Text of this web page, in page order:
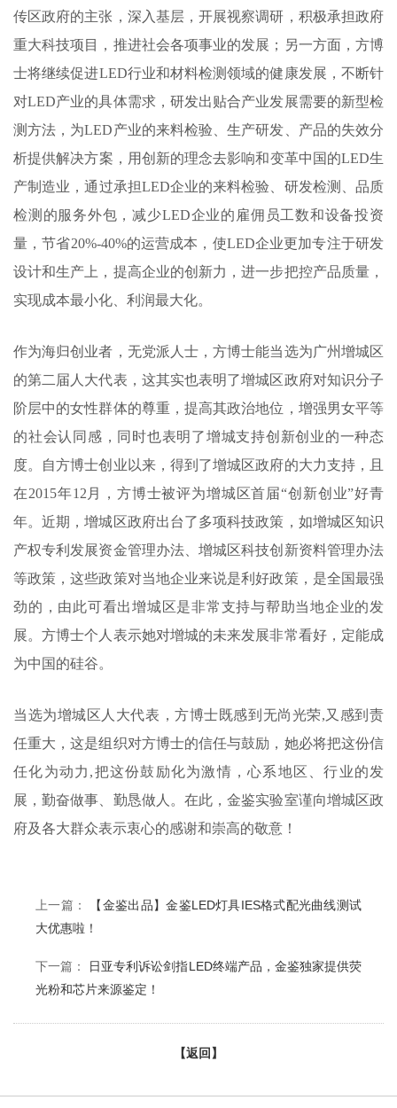
传区政府的主张，深入基层，开展视察调研，积极承担政府
重大科技项目，推进社会各项事业的发展；另一方面，方博
士将继续促进LED行业和材料检测领域的健康发展，不断针
对LED产业的具体需求，研发出贴合产业发展需要的新型检
测方法，为LED产业的来料检验、生产研发、产品的失效分
析提供解决方案，用创新的理念去影响和变革中国的LED生
产制造业，通过承担LED企业的来料检验、研发检测、品质
检测的服务外包，减少LED企业的雇佣员工数和设备投资
量，节省20%-40%的运营成本，使LED企业更加专注于研发
设计和生产上，提高企业的创新力，进一步把控产品质量，
实现成本最小化、利润最大化。
作为海归创业者，无党派人士，方博士能当选为广州增城区
的第二届人大代表，这其实也表明了增城区政府对知识分子
阶层中的女性群体的尊重，提高其政治地位，增强男女平等
的社会认同感，同时也表明了增城支持创新创业的一种态
度。自方博士创业以来，得到了增城区政府的大力支持，且
在2015年12月，方博士被评为增城区首届“创新创业”好青
年。近期，增城区政府出台了多项科技政策，如增城区知识
产权专利发展资金管理办法、增城区科技创新资料管理办法
等政策，这些政策对当地企业来说是利好政策，是全国最强
劲的，由此可看出增城区是非常支持与帮助当地企业的发
展。方博士个人表示她对增城的未来发展非常看好，定能成
为中国的硅谷。
当选为增城区人大代表，方博士既感到无尚光荣,又感到责
任重大，这是组织对方博士的信任与鼓励，她必将把这份信
任化为动力,把这份鼓励化为激情，心系地区、行业的发
展，勤奋做事、勤恳做人。在此，金鉴实验室谨向增城区政
府及各大群众表示衷心的感谢和崇高的敬意！
上一篇：
【金鉴出品】金鉴LED灯具IES格式配光曲线测试
大优惠啦！
下一篇：
日亚专利诉讼剑指LED终端产品，金鉴独家提供荧
光粉和芯片来源鉴定！
【返回】